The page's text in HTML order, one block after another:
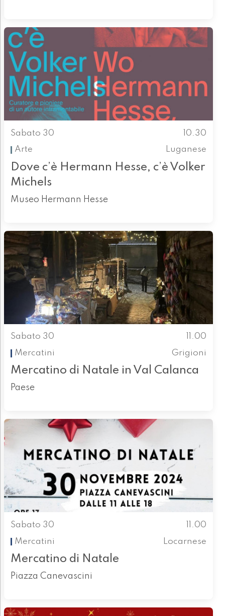
Sabato 30
10.30
Arte
Luganese
Dove c’è Hermann Hesse, c’è Volker
Michels
Museo Hermann Hesse
Sabato 30
11.00
Mercatini
Grigioni
Mercatino di Natale in Val Calanca
Paese
Sabato 30
11.00
Mercatini
Locarnese
Mercatino di Natale
Piazza Canevascini